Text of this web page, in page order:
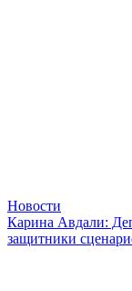
Новости
Карина Авдали:
защитники